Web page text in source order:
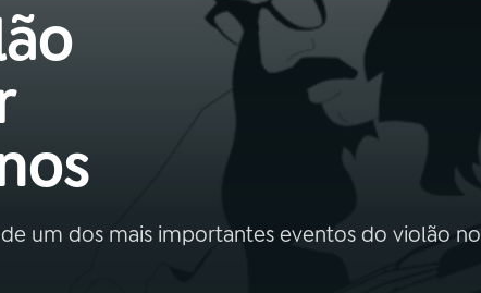
um dos mais importantes eventos do violão no